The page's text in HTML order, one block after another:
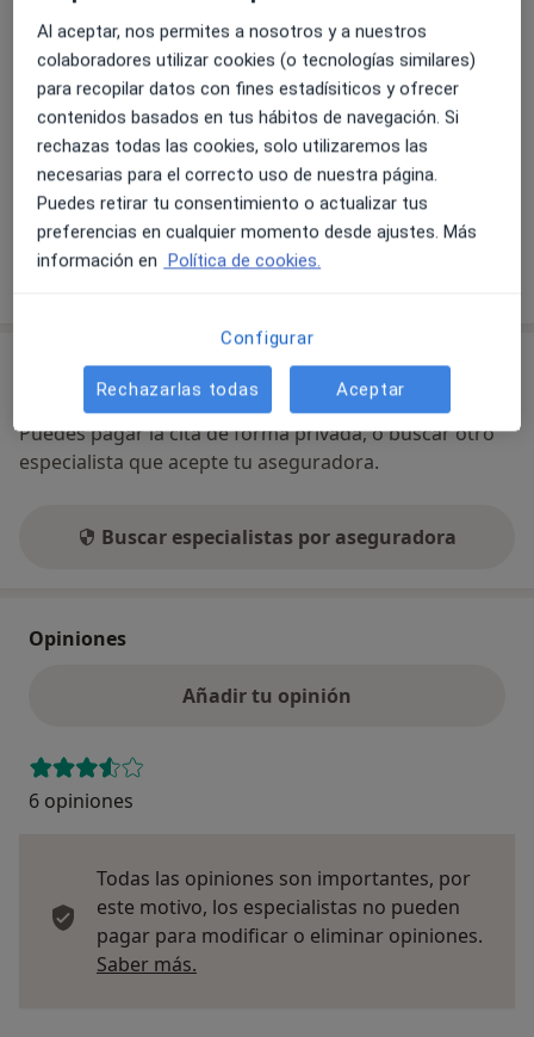
Dermatología Pediátrica. 50 historias clínicas
comentadas, 2012.
Cirugía dermatológica. Texto y atlas de casos
prácticos. 2013
MIEMBRO DE AAD, AEDV, CILAD, etc
Ampliarse abre en una nueva
Disponibilidad
Este especialista no ofrece reserva online en esta
dirección
¿Qué puedo hacer ahora?
Mostrar más detalles
No se aceptan aseguradoras
Este especialista solo acepta pacientes privados.
Puedes pagar la cita de forma privada, o buscar otro
especialista que acepte tu aseguradora.
Buscar especialistas por aseguradora
Opiniones
Añadir tu opinión
6 opiniones
Todas las opiniones son importantes, por
este motivo, los especialistas no pueden
pagar para modificar o eliminar opiniones.
Saber más.
Al aceptar, nos permites a nosotros y a nuestros
colaboradores utilizar cookies (o tecnologías similares)
para recopilar datos con fines estadísiticos y ofrecer
contenidos basados en tus hábitos de navegación. Si
rechazas todas las cookies, solo utilizaremos las
necesarias para el correcto uso de nuestra página.
Puedes retirar tu consentimiento o actualizar tus
preferencias en cualquier momento desde ajustes. Más
información en Política de cookies.
Configurar
Rechazarlas todas Aceptar